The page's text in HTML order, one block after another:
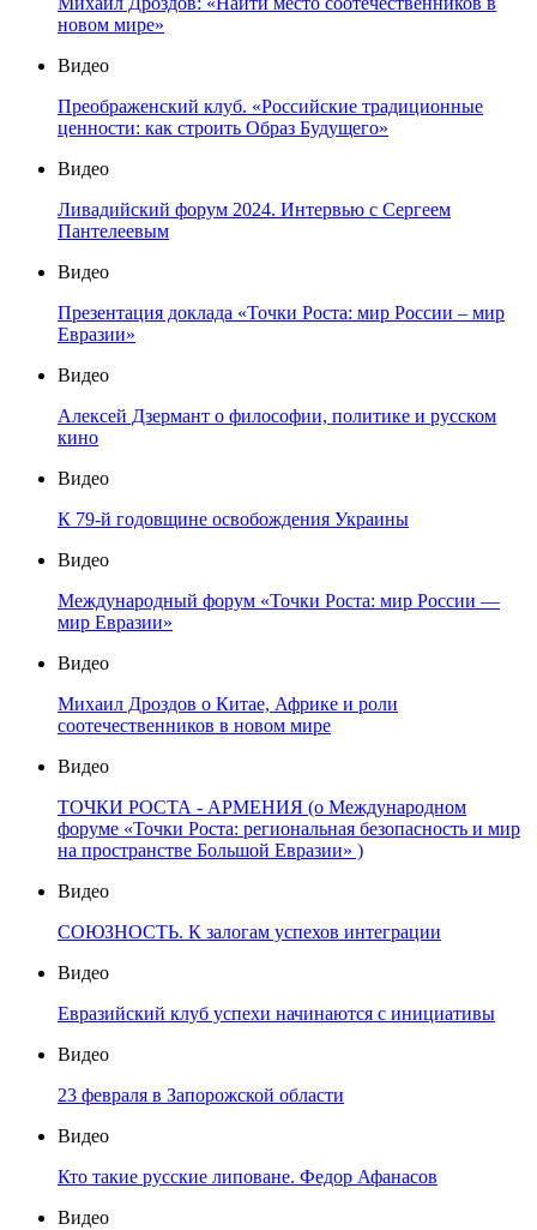
новом мире»
Видео
Преображенский клуб. «Российские традиционные
ценности: как строить Образ Будущего»
Видео
Ливадийский форум 2024. Интервью с Сергеем
Пантелеевым
Видео
Презентация доклада «Точки Роста: мир России – мир
Евразии»
Видео
Алексей Дзермант о философии, политике и русском
кино
Видео
К 79-й годовщине освобождения Украины
Видео
Международный форум «Точки Роста: мир России —
мир Евразии»
Видео
Михаил Дроздов о Китае, Африке и роли
соотечественников в новом мире
Видео
ТОЧКИ РОСТА - АРМЕНИЯ (о Международном
форуме «Точки Роста: региональная безопасность и мир
на пространстве Большой Евразии» )
Видео
СОЮЗНОСТЬ. К залогам успехов интеграции
Видео
Евразийский клуб успехи начинаются с инициативы
Видео
23 февраля в Запорожской области
Видео
Кто такие русские липоване. Федор Афанасов
Видео